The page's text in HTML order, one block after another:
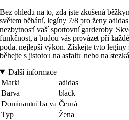
Bez ohledu na to, zda jste zkušená
světem běhání, legíny 7/8 pro ženy
nezbytností vaší sportovní garderoby.
funkčnost, a budou vás provázet při
podat nejlepší výkon. Získejte tyto legíny
běhejte s jistotou na asfaltu nebo na
Další informace
Marki
adidas
Barva
black
Dominantní barva Černá
Typ
Žena